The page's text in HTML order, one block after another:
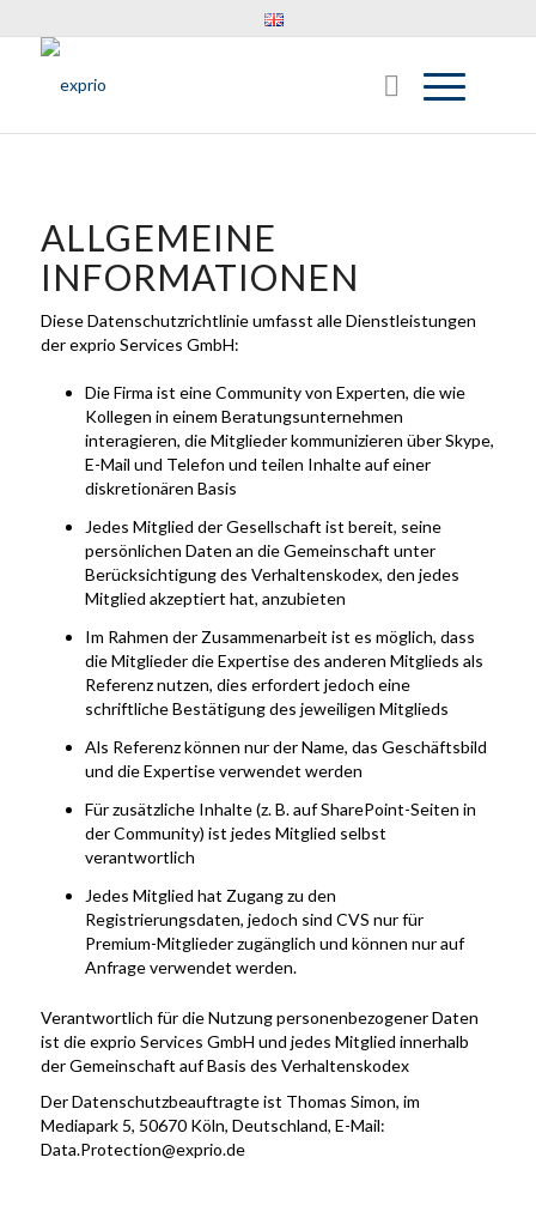
ALLGEMEINE
INFORMATIONEN
Diese Datenschutzrichtlinie umfasst alle Dienstleistungen
der exprio Services GmbH:
Die Firma ist eine Community von Experten, die wie
Kollegen in einem Beratungsunternehmen
interagieren, die Mitglieder kommunizieren über Skype,
E-Mail und Telefon und teilen Inhalte auf einer
diskretionären Basis
Jedes Mitglied der Gesellschaft ist bereit, seine
persönlichen Daten an die Gemeinschaft unter
Berücksichtigung des Verhaltenskodex, den jedes
Mitglied akzeptiert hat, anzubieten
Im Rahmen der Zusammenarbeit ist es möglich, dass
die Mitglieder die Expertise des anderen Mitglieds als
Referenz nutzen, dies erfordert jedoch eine
schriftliche Bestätigung des jeweiligen Mitglieds
Als Referenz können nur der Name, das Geschäftsbild
und die Expertise verwendet werden
Für zusätzliche Inhalte (z. B. auf SharePoint-Seiten in
der Community) ist jedes Mitglied selbst
verantwortlich
Jedes Mitglied hat Zugang zu den
Registrierungsdaten, jedoch sind CVS nur für
Premium-Mitglieder zugänglich und können nur auf
Anfrage verwendet werden.
Verantwortlich für die Nutzung personenbezogener Daten
ist die exprio Services GmbH und jedes Mitglied innerhalb
der Gemeinschaft auf Basis des Verhaltenskodex
Der Datenschutzbeauftragte ist Thomas Simon, im
Mediapark 5, 50670 Köln, Deutschland, E-Mail:
Data.Protection@exprio.de